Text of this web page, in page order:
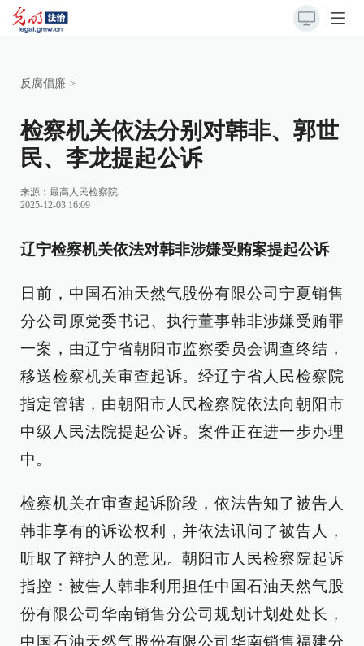
反腐倡廉 >
检察机关依法分别对韩非、郭世
民、李龙提起公诉
来源： 最高人民检察院
2025-12-03 16:09
辽宁检察机关依法对韩非涉嫌受贿案提起公诉
日前，中国石油天然气股份有限公司宁夏销售
分公司原党委书记、执行董事韩非涉嫌受贿罪
一案，由辽宁省朝阳市监察委员会调查终结，
移送检察机关审查起诉。经辽宁省人民检察院
指定管辖，由朝阳市人民检察院依法向朝阳市
中级人民法院提起公诉。案件正在进一步办理
中。
检察机关在审查起诉阶段，依法告知了被告人
韩非享有的诉讼权利，并依法讯问了被告人，
听取了辩护人的意见。朝阳市人民检察院起诉
指控：被告人韩非利用担任中国石油天然气股
份有限公司华南销售分公司规划计划处处长，
中国石油天然气股份有限公司华南销售福建分